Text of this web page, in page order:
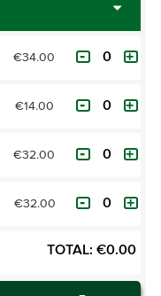
€34.00
€14.00
€32.00
€32.00
TOTAL: €0.00